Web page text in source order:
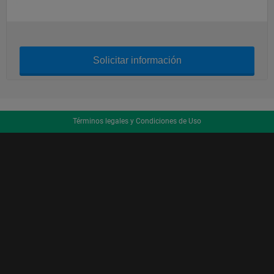
Solicitar información
Términos legales y Condiciones de Uso